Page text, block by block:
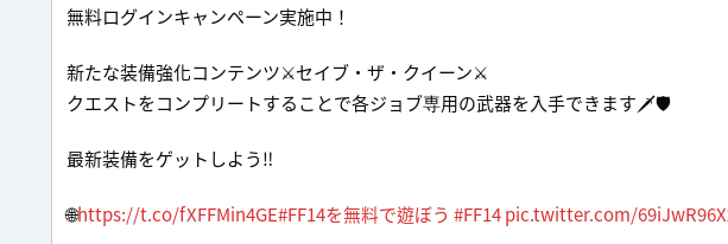
無料ログインキャンペーン実施中！
新たな装備強化コンテンツ⚔セイブ・ザ・クイーン⚔
クエストをコンプリートすることで各ジョブ専用の武器を入手できます🗡🛡
最新装備をゲットしよう‼
🌐https://t.co/fXFFMin4GE#FF14を無料で遊ぼう #FF14 pic.twitter.com/